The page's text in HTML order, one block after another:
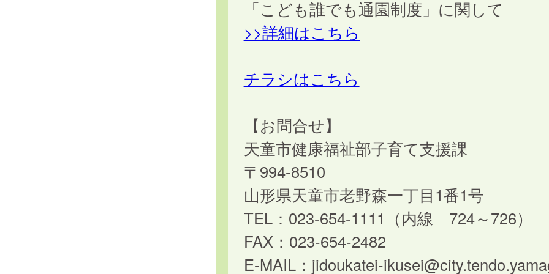
「こども誰でも通園制度」に関して
>>詳細はこちら
チラシはこちら
【お問合せ】
天童市健康福祉部子育て支援課
〒994-8510
山形県天童市老野森一丁目1番1号
TEL：023-654-1111（内線 724～726）
FAX：023-654-2482
E-MAIL：jidoukatei-